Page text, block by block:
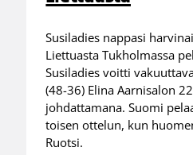
Susiladies nappasi
Liettuasta Tukholmassa
Susiladies voitti
(48-36) Elina Aarnisalon
johdattamana. Suomi
toisen ottelun, kun
Ruotsi.